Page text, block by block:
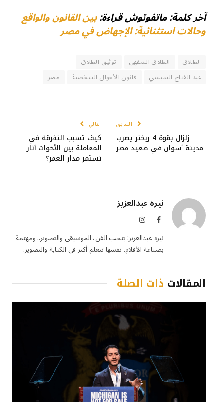
آخر كلمة: ماتفوتوش قراءة:بين القانون والواقع
وحالات استثنائية: الإجهاض في مصر
الطلاق الطلاق الشفهي
توثيق الطلاق
عبد الفتاح السيسي
قانون الأحوال الشخصية مصر
السابق
زلزال بقوة 4 ريختر يضرب
مدينة أسوان في صعيد مصر
التالي
كيف تسبب التفرقة في
المعاملة بين الأخوات آثار
تستمر مدار العمر؟
نيره عبدالعزيز
فيسبوكالانستغرام
نيره عبدالعزيز: بتحب الفن، الموسيقى والتصوير.. ومهتمة
بصناعة الأفلام. نفسها تتعلم أكتر في الكتابة والتصوير.
المقالات ذات الصلة